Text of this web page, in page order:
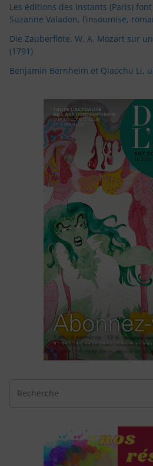
Les éditions des instants (Paris)
Suzanne Valadon, l’insoumise,
Die Zauberflöte, W. A. Mozart sur
(1791)
Benjamin Bernheim et Qiaochu Li,